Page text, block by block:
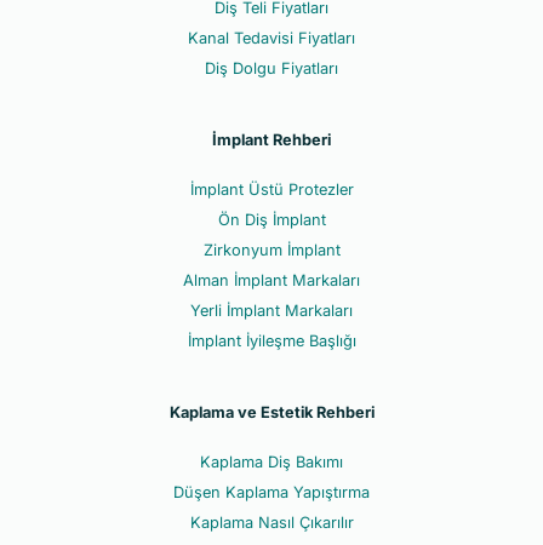
Diş Teli Fiyatları
Kanal Tedavisi Fiyatları
Diş Dolgu Fiyatları
İmplant Rehberi
İmplant Üstü Protezler
Ön Diş İmplant
Zirkonyum İmplant
Alman İmplant Markaları
Yerli İmplant Markaları
İmplant İyileşme Başlığı
Kaplama ve Estetik Rehberi
Kaplama Diş Bakımı
Düşen Kaplama Yapıştırma
Kaplama Nasıl Çıkarılır